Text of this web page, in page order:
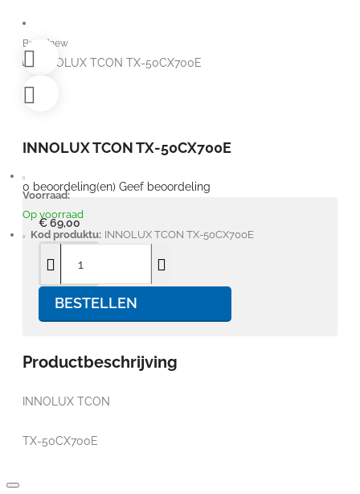
Brandnew
INNOLUX TCON TX-50CX700E
Voorraad:
Op voorraad
Kod produktu: INNOLUX TCON TX-50CX700E
0 beoordeling(en) Geef beoordeling
€ 69,00
BESTELLEN
Productbeschrijving
INNOLUX TCON
TX-50CX700E